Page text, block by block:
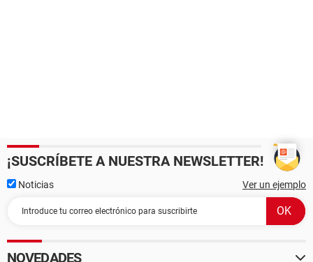
¡SUSCRÍBETE A NUESTRA NEWSLETTER!
Noticias Ver un ejemplo
NOVEDADES